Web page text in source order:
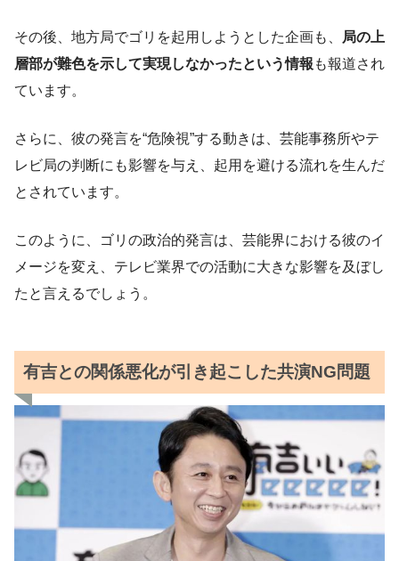
その後、地方局でゴリを起用しようとした企画も、
局の上
層部が難色を示して実現しなかったという情報 も報道され
ています。
さらに、彼の発言を“危険視”する動きは、芸能事務所やテ
レビ局の判断にも影響を与え、起用を避ける流れを生んだ
とされています。
このように、ゴリの政治的発言は、芸能界における彼のイ
メージを変え、テレビ業界での活動に大きな影響を及ぼし
たと言えるでしょう。
有吉との関係悪化が引き起こした共演NG問題